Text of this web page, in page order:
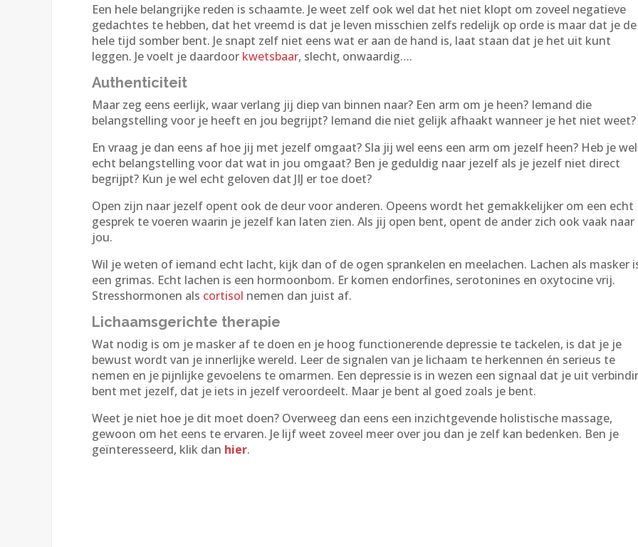
Een hele belangrijke reden is schaamte. Je weet zelf ook wel dat het niet klopt om zoveel negatieve
gedachtes te hebben, dat het vreemd is dat je leven misschien zelfs redelijk op orde is maar dat je de
hele tijd somber bent. Je snapt zelf niet eens wat er aan de hand is, laat staan dat je het uit kunt
leggen. Je voelt je daardoor kwetsbaar, slecht, onwaardig….
Authenticiteit
Maar zeg eens eerlijk, waar verlang jij diep van binnen naar? Een arm om je heen? Iemand die
belangstelling voor je heeft en jou begrijpt? Iemand die niet gelijk afhaakt wanneer je het niet weet?
En vraag je dan eens af hoe jij met jezelf omgaat? Sla jij wel eens een arm om jezelf heen? Heb je wel
echt belangstelling voor dat wat in jou omgaat? Ben je geduldig naar jezelf als je jezelf niet direct
begrijpt? Kun je wel echt geloven dat JIJ er toe doet?
Open zijn naar jezelf opent ook de deur voor anderen. Opeens wordt het gemakkelijker om een echt
gesprek te voeren waarin je jezelf kan laten zien. Als jij open bent, opent de ander zich ook vaak naar
jou.
Wil je weten of iemand echt lacht, kijk dan of de ogen sprankelen en meelachen. Lachen als masker
een grimas. Echt lachen is een hormoonbom. Er komen endorfines, serotonines en oxytocine vrij.
Stresshormonen als cortisol nemen dan juist af.
Lichaamsgerichte therapie
Wat nodig is om je masker af te doen en je hoog functionerende depressie te tackelen, is dat je je
bewust wordt van je innerlijke wereld. Leer de signalen van je lichaam te herkennen én serieus te
nemen en je pijnlijke gevoelens te omarmen. Een depressie is in wezen een signaal dat je uit
bent met jezelf, dat je iets in jezelf veroordeelt. Maar je bent al goed zoals je bent.
Weet je niet hoe je dit moet doen? Overweeg dan eens een inzichtgevende holistische massage,
gewoon om het eens te ervaren. Je lijf weet zoveel meer over jou dan je zelf kan bedenken. Ben je
geïnteresseerd, klik dan hier.